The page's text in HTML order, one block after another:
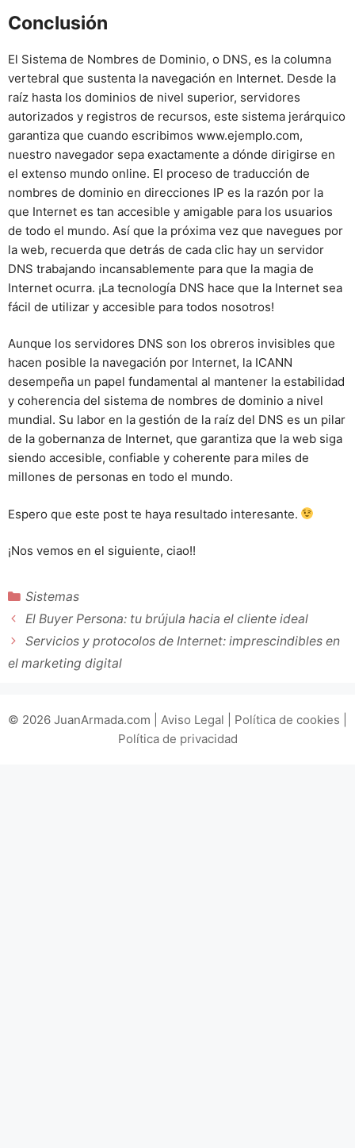
Conclusión
El Sistema de Nombres de Dominio, o DNS, es la columna
vertebral que sustenta la navegación en Internet. Desde la
raíz hasta los dominios de nivel superior, servidores
autorizados y registros de recursos, este sistema jerárquico
garantiza que cuando escribimos www.ejemplo.com,
nuestro navegador sepa exactamente a dónde dirigirse en
el extenso mundo online. El proceso de traducción de
nombres de dominio en direcciones IP es la razón por la
que Internet es tan accesible y amigable para los usuarios
de todo el mundo. Así que la próxima vez que navegues por
la web, recuerda que detrás de cada clic hay un servidor
DNS trabajando incansablemente para que la magia de
Internet ocurra. ¡La tecnología DNS hace que la Internet sea
fácil de utilizar y accesible para todos nosotros!
Aunque los servidores DNS son los obreros invisibles que
hacen posible la navegación por Internet, la ICANN
desempeña un papel fundamental al mantener la estabilidad
y coherencia del sistema de nombres de dominio a nivel
mundial. Su labor en la gestión de la raíz del DNS es un pilar
de la gobernanza de Internet, que garantiza que la web siga
siendo accesible, confiable y coherente para miles de
millones de personas en todo el mundo.
Espero que este post te haya resultado interesante.
¡Nos vemos en el siguiente, ciao!!
Categorías
Sistemas
El Buyer Persona: tu brújula hacia el cliente ideal
Servicios y protocolos de Internet: imprescindibles en
el marketing digital
© 2026 JuanArmada.com | Aviso Legal Política de cookies
Política de privacidad